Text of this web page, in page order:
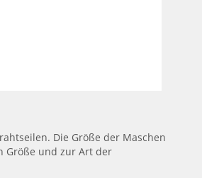
Die Größe der Maschen
Größe und zur Art der